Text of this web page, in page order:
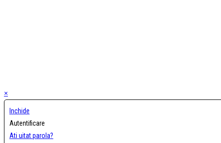
×
Inchide
Autentificare
Ati uitat parola?